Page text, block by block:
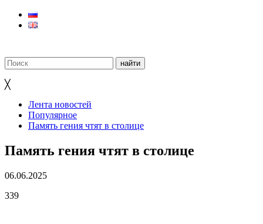
╳
Лента новостей
Популярное
Память гения чтят в столице
Память гения чтят в столице
06.06.2025
339